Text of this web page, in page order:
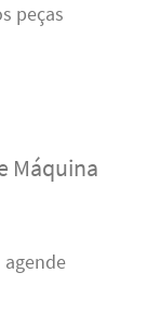
peças
Máquina
agende